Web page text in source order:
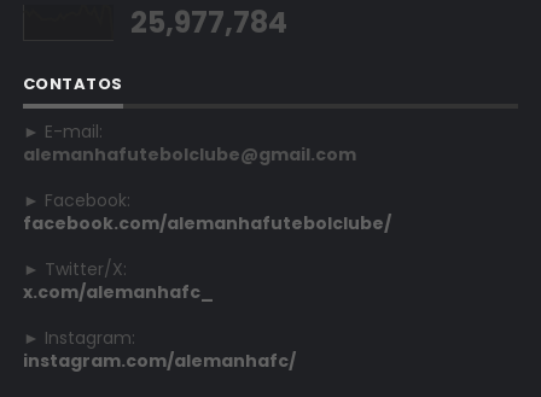
25,977,784
CONTATOS
► E-mail:
alemanhafutebolclube@gmail.com
► Facebook:
facebook.com/alemanhafutebolclube/
► Twitter/X:
x.com/alemanhafc_
► Instagram:
instagram.com/alemanhafc/